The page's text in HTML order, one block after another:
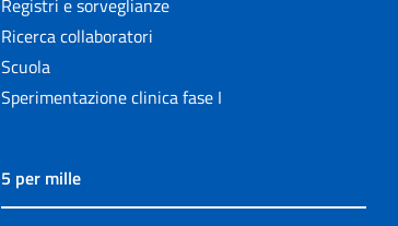
Registri e sorveglianze
Ricerca collaboratori
Scuola
Sperimentazione clinica fase I
5 per mille